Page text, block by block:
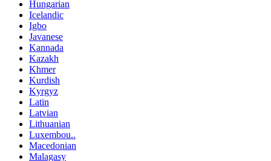
Hungarian
Icelandic
Igbo
Javanese
Kannada
Kazakh
Khmer
Kurdish
Kyrgyz
Latin
Latvian
Lithuanian
Luxembou..
Macedonian
Malagasy